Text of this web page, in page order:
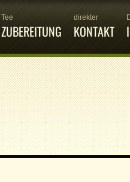
Tee
ZUBEREITUNG
direkter
KONTAKT